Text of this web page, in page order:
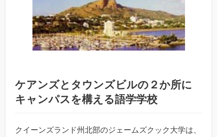
ケアンズとタウンズビルの２か所に
キャンパスを構える語学学校
クイーンズランド州北部のジェームズクック大学は、